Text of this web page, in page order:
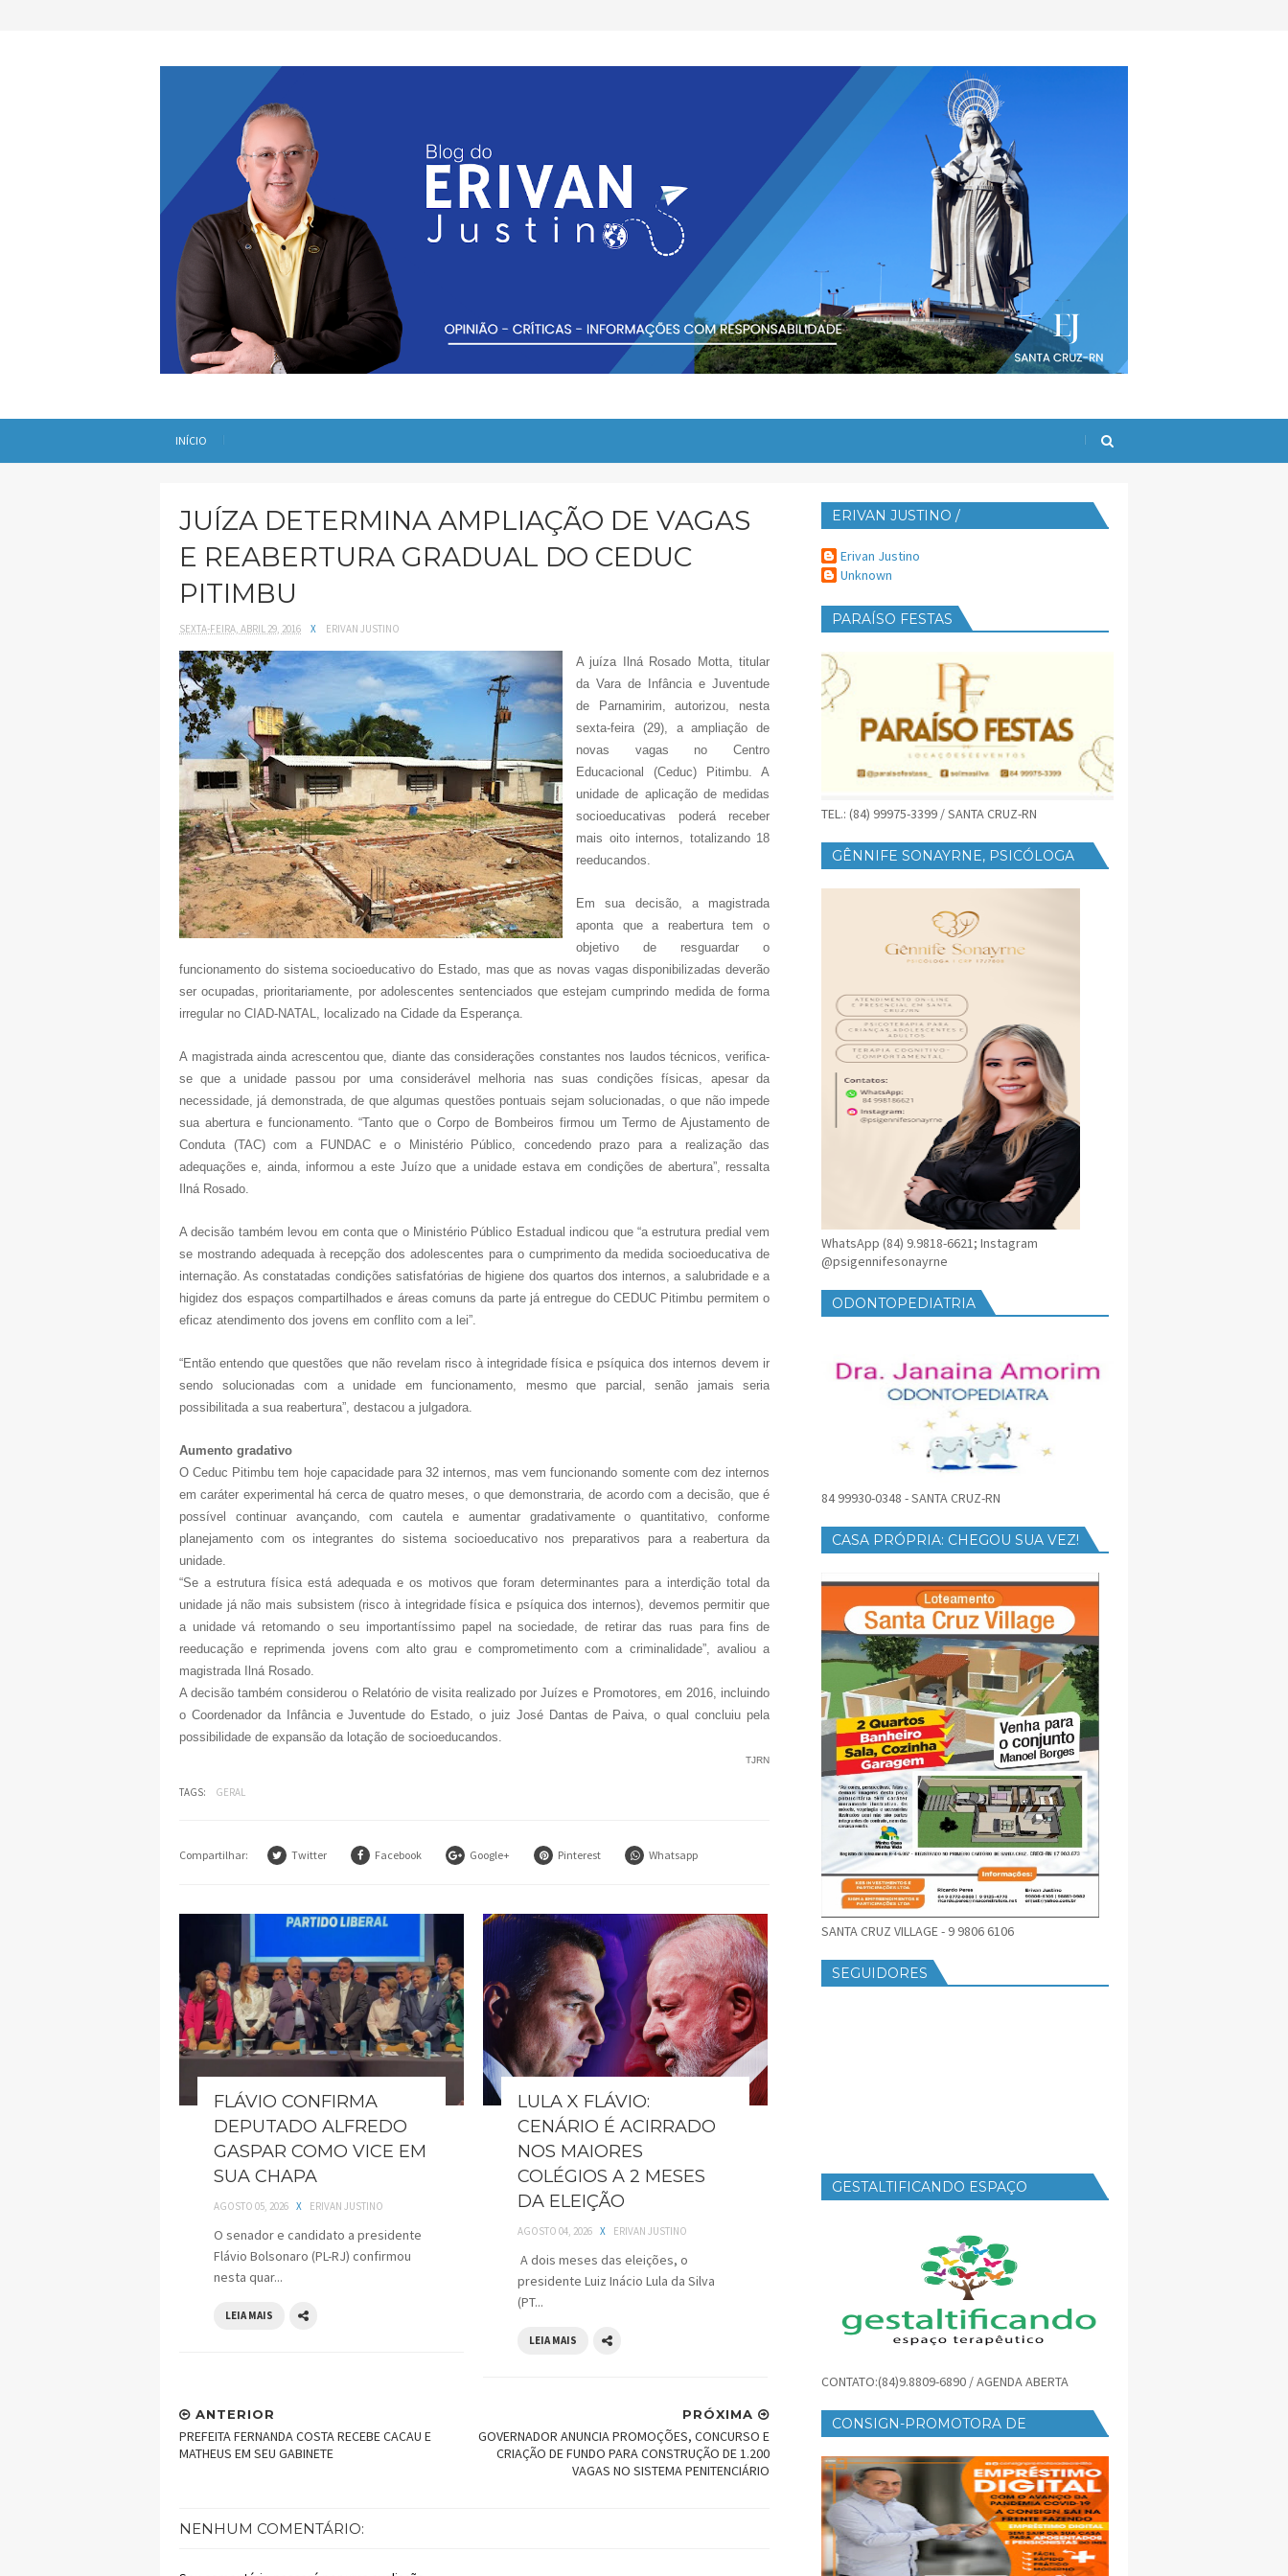
INÍCIO
JUÍZA DETERMINA AMPLIAÇÃO DE VAGAS
E REABERTURA GRADUAL DO CEDUC
PITIMBU
SEXTA-FEIRA, ABRIL 29, 2016 X ERIVAN JUSTINO
A juíza Ilná Rosado Motta, titular
da Vara de Infância e Juventude
de Parnamirim, autorizou, nesta
sexta-feira (29), a ampliação de
novas vagas no Centro
Educacional (Ceduc) Pitimbu. A
unidade de aplicação de medidas
socioeducativas poderá receber
mais oito internos, totalizando 18
reeducandos.
Em sua decisão, a magistrada
aponta que a reabertura tem o
objetivo de resguardar o
funcionamento do sistema socioeducativo do Estado, mas que as novas vagas disponibilizadas deverão
ser ocupadas, prioritariamente, por adolescentes sentenciados que estejam cumprindo medida de forma
irregular no CIAD-NATAL, localizado na Cidade da Esperança.
A magistrada ainda acrescentou que, diante das considerações constantes nos laudos técnicos, verifica-
se que a unidade passou por uma considerável melhoria nas suas condições físicas, apesar da
necessidade, já demonstrada, de que algumas questões pontuais sejam solucionadas, o que não impede
sua abertura e funcionamento. “Tanto que o Corpo de Bombeiros firmou um Termo de Ajustamento de
Conduta (TAC) com a FUNDAC e o Ministério Público, concedendo prazo para a realização das
adequações e, ainda, informou a este Juízo que a unidade estava em condições de abertura”, ressalta
Ilná Rosado.
A decisão também levou em conta que o Ministério Público Estadual indicou que “a estrutura predial vem
se mostrando adequada à recepção dos adolescentes para o cumprimento da medida socioeducativa de
internação. As constatadas condições satisfatórias de higiene dos quartos dos internos, a salubridade e a
higidez dos espaços compartilhados e áreas comuns da parte já entregue do CEDUC Pitimbu permitem o
eficaz atendimento dos jovens em conflito com a lei”.
“Então entendo que questões que não revelam risco à integridade física e psíquica dos internos devem ir
sendo solucionadas com a unidade em funcionamento, mesmo que parcial, senão jamais seria
possibilitada a sua reabertura”, destacou a julgadora.
Aumento gradativo
O Ceduc Pitimbu tem hoje capacidade para 32 internos, mas vem funcionando somente com dez internos
em caráter experimental há cerca de quatro meses, o que demonstraria, de acordo com a decisão, que é
possível continuar avançando, com cautela e aumentar gradativamente o quantitativo, conforme
planejamento com os integrantes do sistema socioeducativo nos preparativos para a reabertura da
unidade.
“Se a estrutura física está adequada e os motivos que foram determinantes para a interdição total da
unidade já não mais subsistem (risco à integridade física e psíquica dos internos), devemos permitir que
a unidade vá retomando o seu importantíssimo papel na sociedade, de retirar das ruas para fins de
reeducação e reprimenda jovens com alto grau e comprometimento com a criminalidade”, avaliou a
magistrada Ilná Rosado.
A decisão também considerou o Relatório de visita realizado por Juízes e Promotores, em 2016, incluindo
o Coordenador da Infância e Juventude do Estado, o juiz José Dantas de Paiva, o qual concluiu pela
possibilidade de expansão da lotação de socioeducandos.
TJRN
TAGS: GERAL
Compartilhar: Twitter Facebook Google+ Pinterest Whatsapp
FLÁVIO CONFIRMA
DEPUTADO ALFREDO
GASPAR COMO VICE EM
SUA CHAPA
AGOSTO 05, 2026 X ERIVAN JUSTINO
O senador e candidato a presidente
Flávio Bolsonaro (PL-RJ) confirmou
nesta quar...
LEIA MAIS
LULA X FLÁVIO:
CENÁRIO É ACIRRADO
NOS MAIORES
COLÉGIOS A 2 MESES
DA ELEIÇÃO
AGOSTO 04, 2026 X ERIVAN JUSTINO
A dois meses das eleições, o
presidente Luiz Inácio Lula da Silva
(PT...
LEIA MAIS
PRÓXIMA
GOVERNADOR ANUNCIA PROMOÇÕES, CONCURSO E
CRIAÇÃO DE FUNDO PARA CONSTRUÇÃO DE 1.200
VAGAS NO SISTEMA PENITENCIÁRIO
ANTERIOR
PREFEITA FERNANDA COSTA RECEBE CACAU E
MATHEUS EM SEU GABINETE
NENHUM COMENTÁRIO:
ERIVAN JUSTINO /
Erivan Justino
Unknown
PARAÍSO FESTAS
TEL.: (84) 99975-3399 / SANTA CRUZ-RN
GÊNNIFE SONAYRNE, PSICÓLOGA
WhatsApp (84) 9.9818-6621; Instagram
@psigennifesonayrne
ODONTOPEDIATRIA
84 99930-0348 - SANTA CRUZ-RN
CASA PRÓPRIA: CHEGOU SUA VEZ!
SANTA CRUZ VILLAGE - 9 9806 6106
SEGUIDORES
GESTALTIFICANDO ESPAÇO
CONTATO:(84)9.8809-6890 / AGENDA ABERTA
CONSIGN-PROMOTORA DE